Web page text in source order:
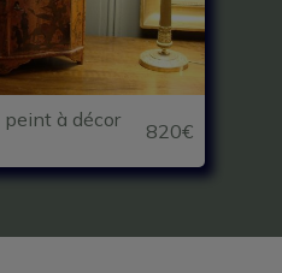
peint à décor
820€